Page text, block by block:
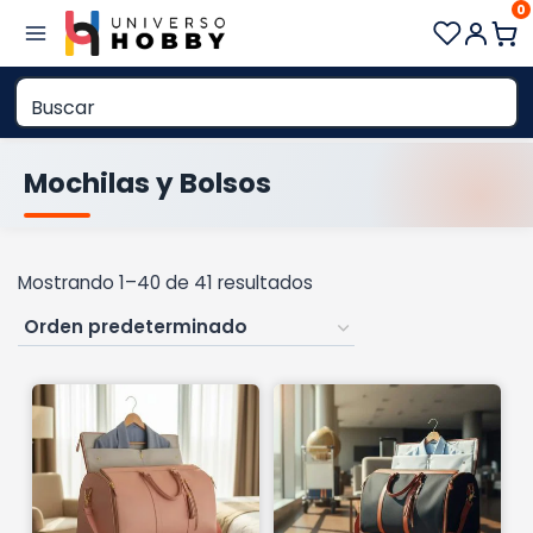
contenido
0
Mochilas y Bolsos
Mostrando 1–40 de 41 resultados